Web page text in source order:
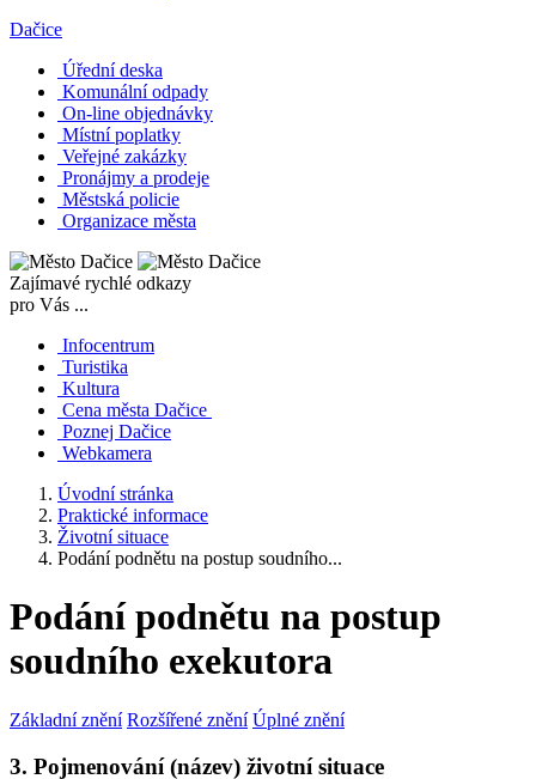
Dačice
Úřední deska
Komunální odpady
On-line objednávky
Místní poplatky
Veřejné zakázky
Pronájmy a prodeje
Městská policie
Organizace města
Zajímavé rychlé odkazy
pro Vás ...
Infocentrum
Turistika
Kultura
Cena města Dačice
Poznej Dačice
Webkamera
Úvodní stránka
Praktické informace
Životní situace
Podání podnětu na postup soudního...
Podání podnětu na postup
soudního exekutora
Základní znění Rozšířené znění Úplné znění
3. Pojmenování (název) životní situace